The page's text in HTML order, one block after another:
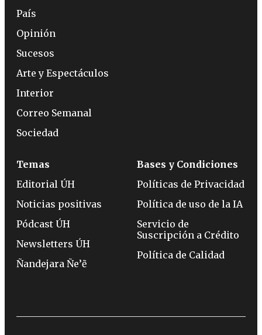
País
Opinión
Sucesos
Arte y Espectáculos
Interior
Correo Semanal
Sociedad
Temas
Editorial ÚH
Noticias positivas
Pódcast ÚH
Newsletters ÚH
Ñandejara Ñe’ẽ
Bases y Condiciones
Políticas de Privacidad
Política de uso de la IA
Servicio de
Suscripción a Crédito
Política de Calidad